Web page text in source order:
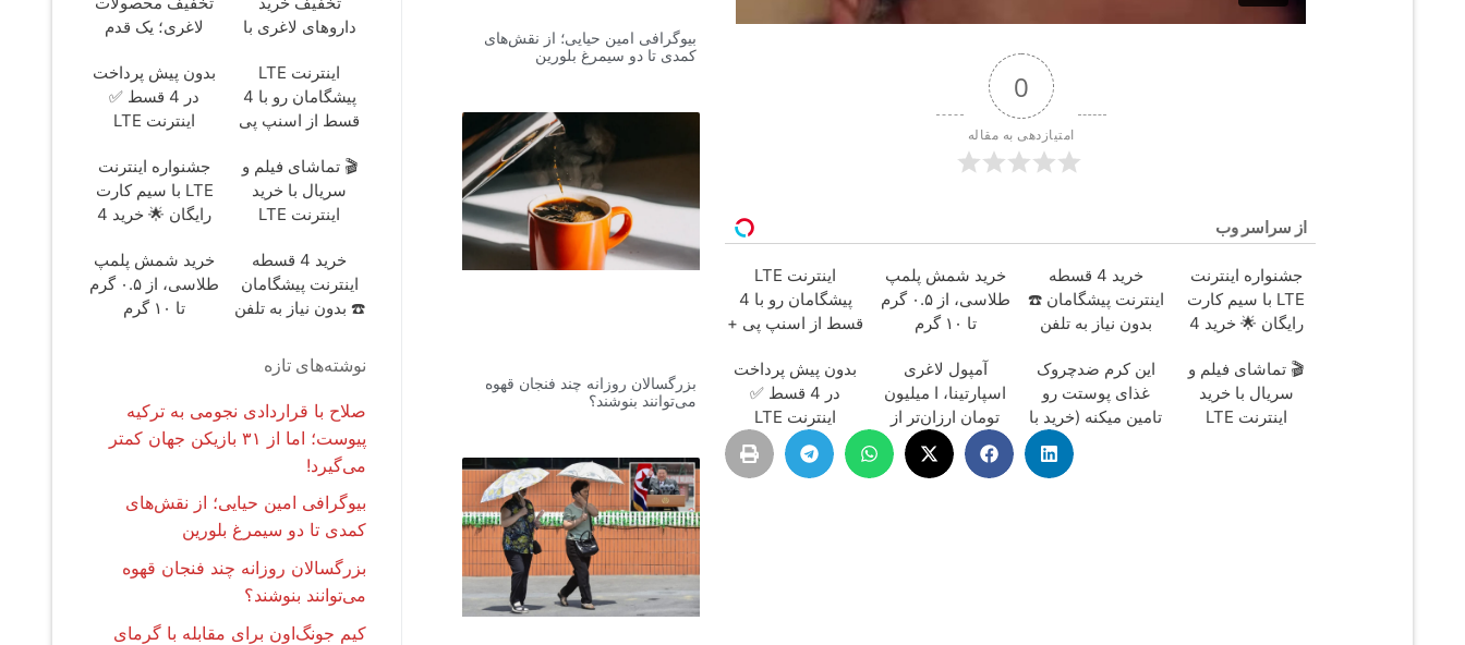
بیوگرافی امین حیایی؛ از نقش‌های
کمدی تا دو سیمرغ بلورین
بزرگسالان روزانه چند فنجان قهوه
می‌توانند بنوشند؟
0
امتیازدهی به مقاله
از سراسر وب
جشنواره اینترنت
LTE با سیم کارت
رایگان 🌟 خرید 4
خرید 4 قسطه
اینترنت پیشگامان ☎️
بدون نیاز به تلفن
خرید شمش پلمپ
طلاسی، از ۰.۵ گرم
تا ۱۰ گرم
اینترنت LTE
پیشگامان رو با 4
قسط از اسنپ پی +
🎬 تماشای فیلم و
سریال با خرید
اینترنت LTE
این کرم ضدچروک
غذای پوستت رو
تامین میکنه (خرید با
آمپول لاغری
اسپارتینا، ا میلیون
تومان ارزان‌تر از
همه‌جا!
بدون پیش پرداخت
در 4 قسط ✅
اینترنت LTE
پیشگامان + سیم
کارت رایگان
داروهای لاغری با
پک یخ!
لاغری؛ یک قدم
کاهش وزن
اینترنت LTE
پیشگامان رو با 4
قسط از اسنپ پی
بدون پیش پرداخت
در 4 قسط ✅
اینترنت LTE
کارت رایگان
🎬 تماشای فیلم و
سریال با خرید
اینترنت LTE
قسط
جشنواره اینترنت
LTE با سیم کارت
رایگان 🌟 خرید 4
خرید 4 قسطه
اینترنت پیشگامان
☎️ بدون نیاز به تلفن
خرید شمش پلمپ
طلاسی، از ۰.۵ گرم
تا ۱۰ گرم
نوشته‌های تازه
صلاح با قراردادی نجومی به ترکیه
پیوست؛ اما از ۳۱ بازیکن جهان کمتر
می‌گیرد!
بیوگرافی امین حیایی؛ از نقش‌های
کمدی تا دو سیمرغ بلورین
بزرگسالان روزانه چند فنجان قهوه
می‌توانند بنوشند؟
کیم جونگ‌اون برای مقابله با گرمای